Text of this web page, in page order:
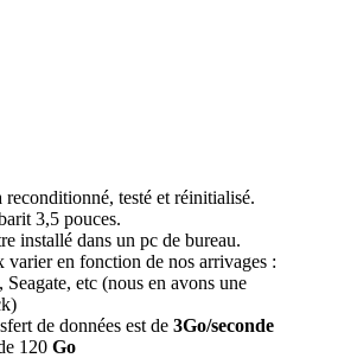
reconditionné, testé et réinitialisé.
3,5 pouces.
installé dans un pc de bureau.
varier en fonction de nos arrivages :
etc (nous en avons une
de données est de 3Go/seconde
120 Go